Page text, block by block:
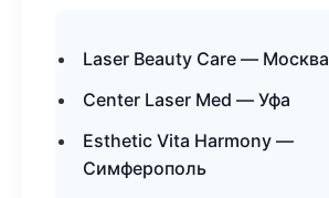
Laser Beauty Care — Москва
Center Laser Med — Уфа
Esthetic Vita Harmony —
Симферополь